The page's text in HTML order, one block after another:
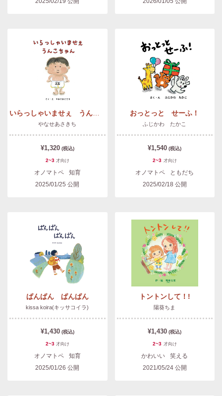
やなせあさきち
¥1,320 (税込)
2~3 才向け
オノマトペ
知育
2025/01/25 公開
おっとっと せーふ！
ふじかわ たかこ
¥1,540 (税込)
2~3 才向け
オノマトペ
ともだち
2025/02/18 公開
ぱんぱん ぱんぱん
kissa koira(キッサコイラ)
¥1,430 (税込)
2~3 才向け
オノマトペ
知育
2025/01/26 公開
トントンして！!
陽葵ちま
¥1,430 (税込)
2~3 才向け
かわいい
笑える
2021/05/24公開